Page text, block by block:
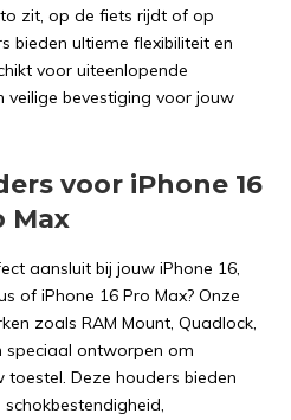
zit, op de fiets rijdt of op
bieden ultieme flexibiliteit en
voor uiteenlopende
veilige bevestiging voor jouw
voor iPhone 16
Max
aansluit bij jouw iPhone 16,
of iPhone 16 Pro Max? Onze
zoals RAM Mount, Quadlock,
speciaal ontworpen om
Deze houders bieden